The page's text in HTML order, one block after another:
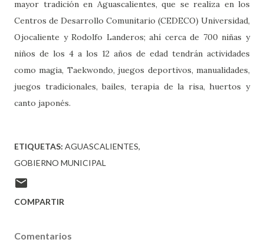
mayor tradición en Aguascalientes, que se realiza en los
Centros de Desarrollo Comunitario (CEDECO) Universidad,
Ojocaliente y Rodolfo Landeros; ahí cerca de 700 niñas y
niños de los 4 a los 12 años de edad tendrán actividades
como magia, Taekwondo, juegos deportivos, manualidades,
juegos tradicionales, bailes, terapia de la risa, huertos y
canto japonés.
ETIQUETAS: AGUASCALIENTES
GOBIERNO MUNICIPAL
COMPARTIR
Comentarios